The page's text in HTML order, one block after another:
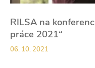
RILSA na
práce 2021“
06. 10. 2021